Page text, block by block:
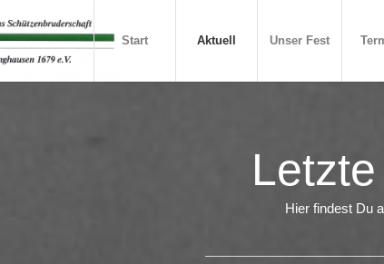
Start Aktuell Unser Fest
Hier findest Du